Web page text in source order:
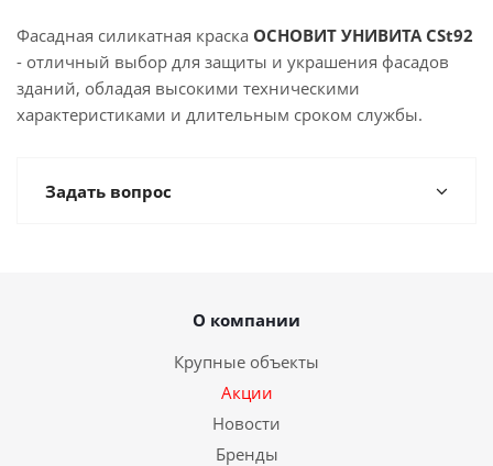
Фасадная силикатная краска ОСНОВИТ УНИВИТА CSt92
- отличный выбор для защиты и украшения фасадов
зданий, обладая высокими техническими
характеристиками и длительным сроком службы.
Задать вопрос
О компании
Крупные объекты
Акции
Новости
Бренды